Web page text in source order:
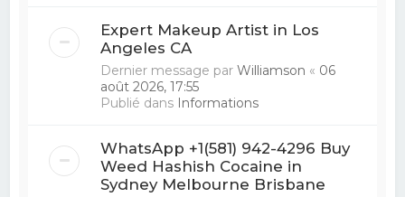
Expert Makeup Artist in Los
Angeles CA
Dernier message parWilliamson « 06
août 2026, 17:55
Publié dans Informations
WhatsApp +1(581) 942-4296 Buy
Weed Hashish Cocaine in
Sydney Melbourne Brisbane